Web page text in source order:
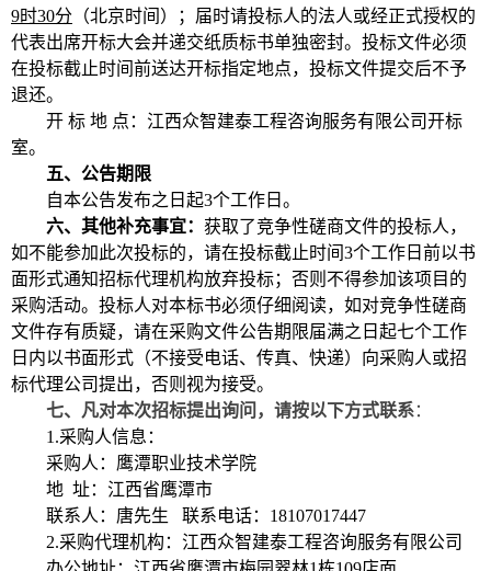
9时30分 （北京时间）； 届时请投标人的法人或经正式授权的
代表出席开标大会并递交纸质标书单独密封。投标文件必须
在投标截止时间前送达开标指定地点，投标文件提交后不予
退还。
开 标 地 点： 江西众智建泰工程咨询服务有限公司开标
室。
五、公告期限
自本公告发布之日起3个工作日。
六、 其他补充事宜： 获取了竞争性磋商文件的投标人，
如不能参加此次投标的，请在投标截止时间3个工作日前以书
面形式通知招标代理机构放弃投标；否则不得参加该项目的
采购活动。 投标人对本标书必须仔细阅读，如对竞争性磋商
文件存有质疑，请在采购文件公告期限届满之日起七个工作
日内以书面形式（不接受电话、传真、快递）向采购人或招
标代理公司提出，否则视为接受。
七、
凡对本次招标提出询问，请按以下方式联系：
1.采购人信息 ：
采购人 ： 鹰潭职业技术学院
地 址：江西省鹰潭市
联系人： 唐先生 联系电话： 18107017447
2.采购代理机构： 江西众智建泰工程咨询服务有限公司